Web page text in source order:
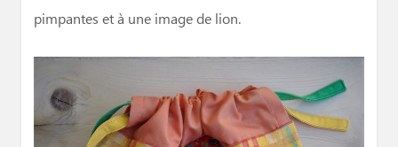
pimpantes et à une image de lion.